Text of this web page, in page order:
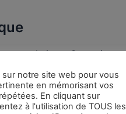
technique.
des lecteurs externes
notre site web pour vous
en mémorisant vos
En cliquant sur
à l'utilisation de TOUS les